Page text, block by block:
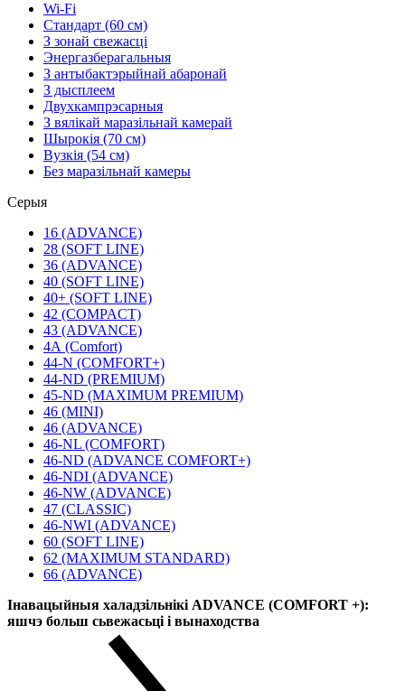
Wi-Fi
Стандарт (60 см)
З зонай свежасці
Энергазберагальныя
З антыбактэрыйнай абаронай
З дысплеем
Двухкампрэсарныя
З вялікай маразільнай камерай
Шырокія (70 см)
Вузкія (54 см)
Без маразільнай камеры
Серыя
16 (ADVANCE)
28 (SOFT LINE)
36 (ADVANCE)
40 (SOFT LINE)
40+ (SOFT LINE)
42 (COMPACT)
43 (ADVANCE)
4А (Comfort)
44-N (COMFORT+)
44-ND (PREMIUM)
45-ND (MAXIMUM PREMIUM)
46 (MINI)
46 (ADVANCE)
46-NL (COMFORT)
46-ND (ADVANCE COMFORT+)
46-NDI (ADVANCE)
46-NW (ADVANCE)
47 (CLASSIC)
46-NWI (ADVANCE)
60 (SOFT LINE)
62 (MAXIMUM STANDARD)
66 (ADVANCE)
Інавацыйныя халадзільнікі ADVANCE (COMFORT +):
яшчэ больш сьвежасьці і вынаходства